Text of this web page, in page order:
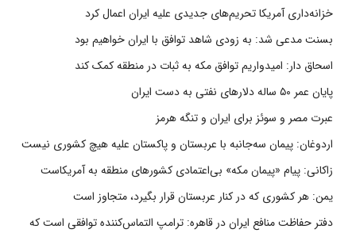
خزانه‌داری آمریکا تحریم‌های جدیدی علیه ایران اعمال کرد
بسنت مدعی شد: به زودی شاهد توافق با ایران خواهیم بود
اسحاق دار: امیدواریم توافق مکه به ثبات در منطقه کمک کند
پایان عمر ۵۰ ساله دلارهای نفتی به دست ایران
عبرت مصر و سوئز برای ایران و تنگه هرمز
اردوغان: پیمان سه‌جانبه با عربستان و پاکستان علیه هیچ کشوری نیست
زاکانی: پیام «پیمان مکه» بی‌اعتمادی کشورهای منطقه به آمریکاست
یمن: هر کشوری که در کنار عربستان قرار بگیرد، متجاوز است
دفتر حفاظت منافع ایران در قاهره: ترامپ التماس‌کننده توافقی است که